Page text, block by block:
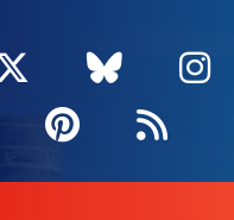
une
Twitter
, Ouvre une
Bluesky
, ,
Pinterest
, OuvreFlux